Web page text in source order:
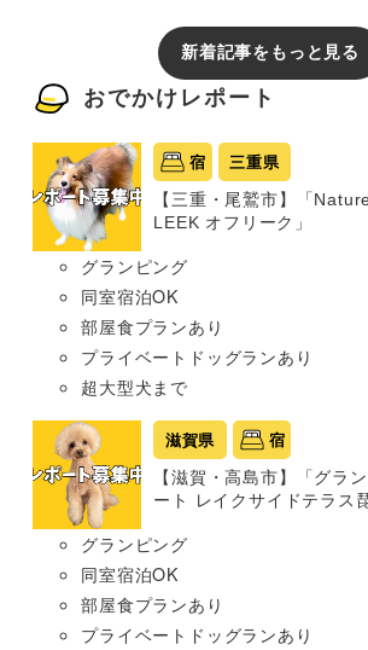
新着記事をもっと見る
おでかけレポート
宿 三重県
【三重・尾鷲市】「
LEEK オフリーク」
グランピング
同室宿泊OK
部屋食プランあり
プライベートドッグランあり
超大型犬まで
滋賀県 宿
【滋賀・高島市】「グラ
ート レイクサイドテラス
グランピング
同室宿泊OK
部屋食プランあり
プライベートドッグランあり